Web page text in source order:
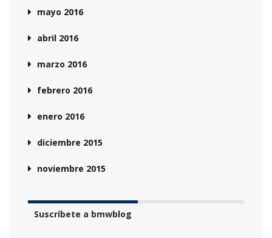
mayo 2016
abril 2016
marzo 2016
febrero 2016
enero 2016
diciembre 2015
noviembre 2015
Suscríbete a bmwblog